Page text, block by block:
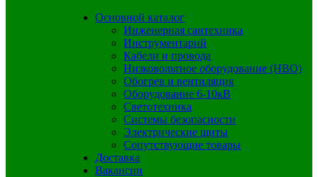
Основной каталог
Инженерная сантехника
Инструментарий
Кабели и провода
Низковольтное оборудование (НВО)
Обогрев и вентиляция
Оборудование 6-10кВ
Светотехника
Системы безопасности
Электрические щиты
Сопутствующие товары
Доставка
Вакансии